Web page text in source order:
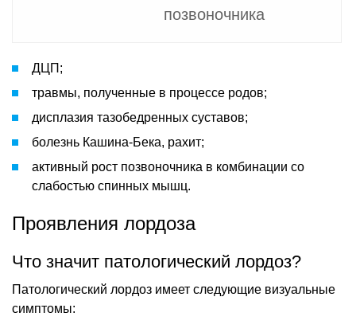
позвоночника
ДЦП;
травмы, полученные в процессе родов;
дисплазия тазобедренных суставов;
болезнь Кашина-Бека, рахит;
активный рост позвоночника в комбинации со
слабостью спинных мышц.
Проявления лордоза
Что значит патологический лордоз?
Патологический лордоз имеет следующие визуальные
симптомы: